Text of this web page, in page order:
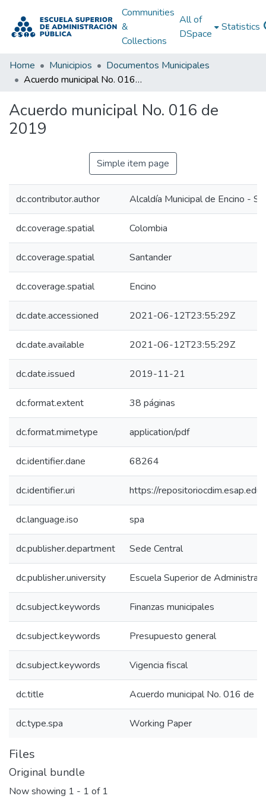
Communities
&
Collections
All of
DSpace
Statistics
Home Municipios
Documentos Municipales
Acuerdo municipal No. 016 de 2019
Acuerdo municipal No. 016 de
2019
Simple item page
dc.contributor.author Alcaldía Municipal de Encino -
dc.coverage.spatial Colombia
dc.coverage.spatial Santander
dc.coverage.spatial Encino
dc.date.accessioned 2021-06-12T23:55:29Z
dc.date.available 2021-06-12T23:55:29Z
dc.date.issued 2019-11-21
dc.format.extent 38 páginas
dc.format.mimetype application/pdf
dc.identifier.dane 68264
dc.identifier.uri https://
dc.language.iso spa
dc.publisher.department Sede Central
dc.publisher.university Escuela Superior de
dc.subject.keywords Finanzas municipales
dc.subject.keywords Presupuesto general
dc.subject.keywords Vigencia fiscal
dc.title Acuerdo municipal No. 016 de
dc.type.spa Working Paper
Files
Original bundle
Now showing 1 - 1 of 1